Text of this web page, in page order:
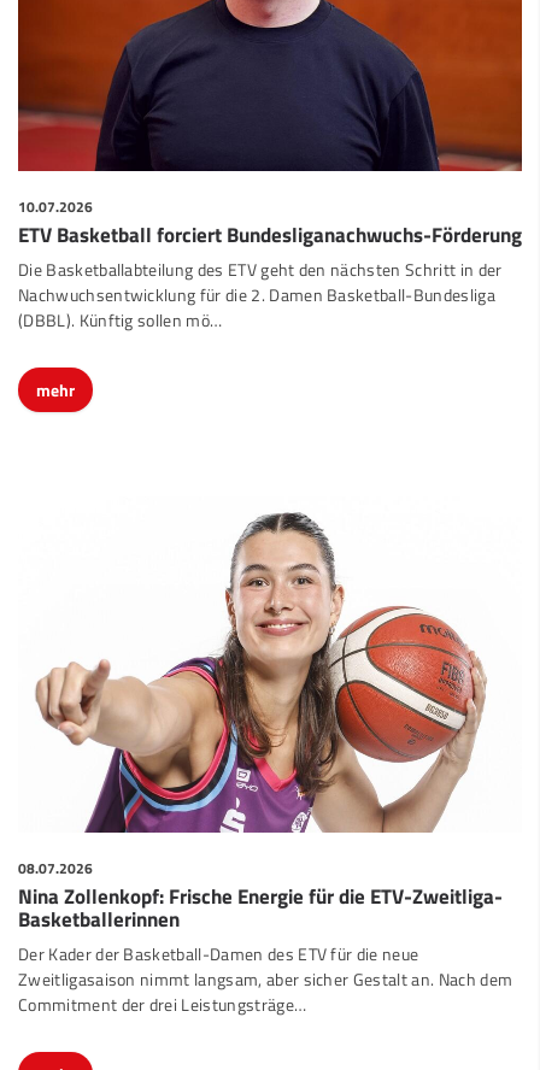
ETV Basketball forciert Bundesliganachwuchs-Förderung
Die Basketballabteilung des ETV geht den nächsten Schritt in der
Nachwuchsentwicklung für die 2. Damen Basketball-Bundesliga
(DBBL). Künftig sollen mö…
mehr
Nina Zollenkopf: Frische Energie für die ETV-Zweitliga-
Basketballerinnen
Der Kader der Basketball-Damen des ETV für die neue
Zweitligasaison nimmt langsam, aber sicher Gestalt an. Nach dem
Commitment der drei Leistungsträge…
mehr